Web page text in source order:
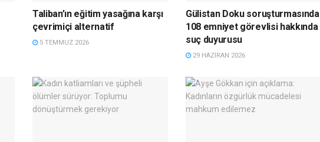
Taliban’ın eğitim yasağına karşı
çevrimiçi alternatif
5 TEMMUZ 2026
Gülistan Doku soruşturmasında
108 emniyet görevlisi hakkında
suç duyurusu
29 HAZIRAN 2026